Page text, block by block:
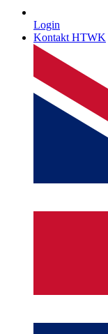
Login
Kontakt HTWK